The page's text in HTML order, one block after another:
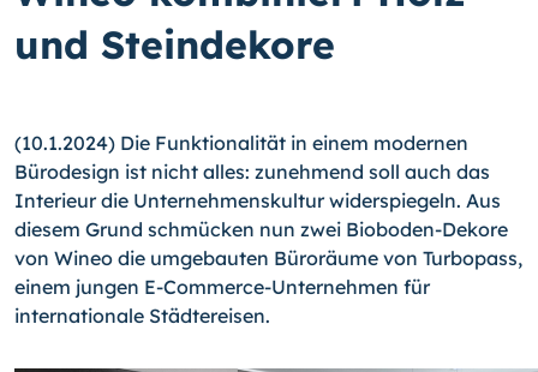
und Steindekore
(10.1.2024) Die Funktionalität in einem modernen
Bürodesign ist nicht alles: zunehmend soll auch das
Interieur die Unternehmenskultur widerspiegeln. Aus
diesem Grund schmücken nun zwei Bioboden-Dekore
von Wineo die umgebauten Büroräume von Turbopass,
einem jungen E-Commerce-Unternehmen für
internationale Städtereisen.